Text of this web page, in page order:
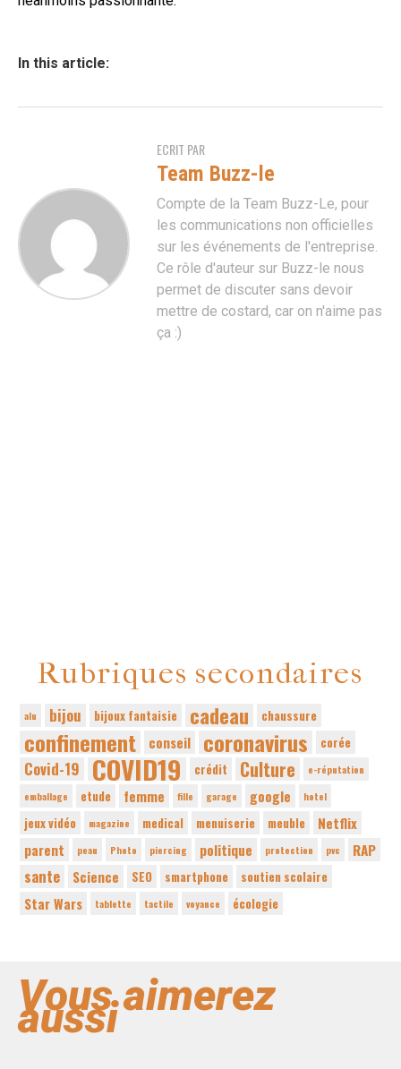
In this article:
ECRIT PAR
Team Buzz-le
Compte de la Team Buzz-Le, pour
les communications non officielles
sur les événements de l'entreprise.
Ce rôle d'auteur sur Buzz-le nous
permet de discuter sans devoir
mettre de costard, car on n'aime pas
ça :)
Rubriques secondaires
alu bijou bijoux fantaisie cadeau chaussure
confinement conseil coronavirus corée
Covid-19 COVID19 crédit Culture
e-réputation
emballage
etude femme fille garage google hotel
jeux vidéo magazine medical menuiserie meuble
Netflix
parent
peau Photo piercing politique protection pvc RAP
sante Science SEO smartphone soutien scolaire
Star Wars tablette tactile voyance écologie
Vous aimerez
aussi